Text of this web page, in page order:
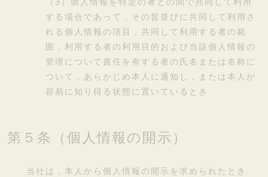
する場合であって，その旨並びに共同して利用さ
れる個人情報の項目，共同して利用する者の範
囲，利用する者の利用目的および当該個人情報の
管理について責任を有する者の氏名または名称に
ついて，あらかじめ本人に通知し，または本人が
容易に知り得る状態に置いているとき
第５条（個人情報の開示）
当社は，本人から個人情報の開示を求められたとき